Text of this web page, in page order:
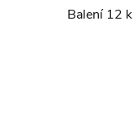
Balení 12